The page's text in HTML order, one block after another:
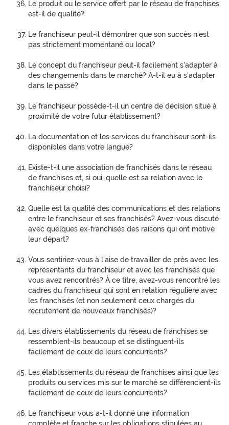
Le produit ou le service offert par le réseau de franchises
est-il de qualité?
Le franchiseur peut-il démontrer que son succès n'est
pas strictement momentané ou local?
Le concept du franchiseur peut-il facilement s'adapter à
des changements dans le marché? A-t-il eu à s'adapter
dans le passé?
Le franchiseur possède-t-il un centre de décision situé à
proximité de votre futur établissement?
La documentation et les services du franchiseur sont-ils
disponibles dans votre langue?
Existe-t-il une association de franchisés dans le réseau
de franchises et, si oui, quelle est sa relation avec le
franchiseur choisi?
Quelle est la qualité des communications et des relations
entre le franchiseur et ses franchisés? Avez-vous discuté
avec quelques ex-franchisés des raisons qui ont motivé
leur départ?
Vous sentiriez-vous à l'aise de travailler de près avec les
représentants du franchiseur et avec les franchisés que
vous avez rencontrés? À ce titre, avez-vous rencontré les
cadres du franchiseur qui sont en relation régulière avec
les franchisés (et non seulement ceux chargés du
recrutement de nouveaux franchisés)?
Les divers établissements du réseau de franchises se
ressemblent-ils beaucoup et se distinguent-ils
facilement de ceux de leurs concurrents?
Les établissements du réseau de franchises ainsi que les
produits ou services mis sur le marché se différencient-ils
facilement de ceux de leurs concurrents?
Le franchiseur vous a-t-il donné une information